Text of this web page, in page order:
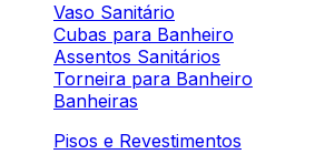
Vaso Sanitário
Cubas para Banheiro
Assentos Sanitários
Torneira para Banheiro
Banheiras
Pisos e Revestimentos